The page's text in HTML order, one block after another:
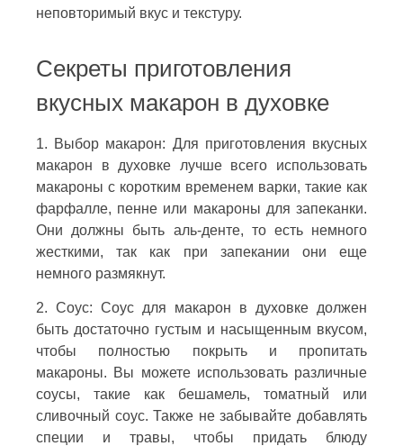
неповторимый вкус и текстуру.
Секреты приготовления
вкусных макарон в духовке
1. Выбор макарон: Для приготовления вкусных
макарон в духовке лучше всего использовать
макароны с коротким временем варки, такие как
фарфалле, пенне или макароны для запеканки.
Они должны быть аль-денте, то есть немного
жесткими, так как при запекании они еще
немного размякнут.
2. Соус: Соус для макарон в духовке должен
быть достаточно густым и насыщенным вкусом,
чтобы полностью покрыть и пропитать
макароны. Вы можете использовать различные
соусы, такие как бешамель, томатный или
сливочный соус. Также не забывайте добавлять
специи и травы, чтобы придать блюду